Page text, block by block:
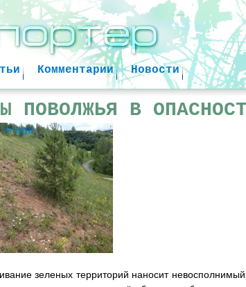
Jump to navigation
Новости
Комментарии
ПОВОЛЖЬЯ В
image
зеленых территорий наносит